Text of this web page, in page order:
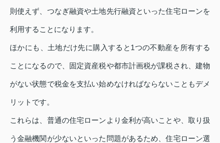
則使えず、つなぎ融資や土地先行融資といった住宅ローンを
利用することになります。
ほかにも、土地だけ先に購入すると1つの不動産を所有する
ことになるので、固定資産税や都市計画税が課税され、建物
がない状態で税金を支払い始めなければならないこともデメ
リットです。
これらは、普通の住宅ローンより金利が高いことや、取り扱
う金融機関が少ないといった問題があるため、住宅ローン選